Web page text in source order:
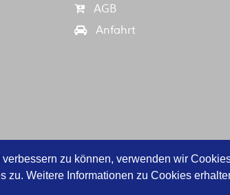
zu können, verwenden wir
zu. Weitere Informationen zu Cookies
AGB
Anfahrt
© 2018 byMACS-TEC . All rights